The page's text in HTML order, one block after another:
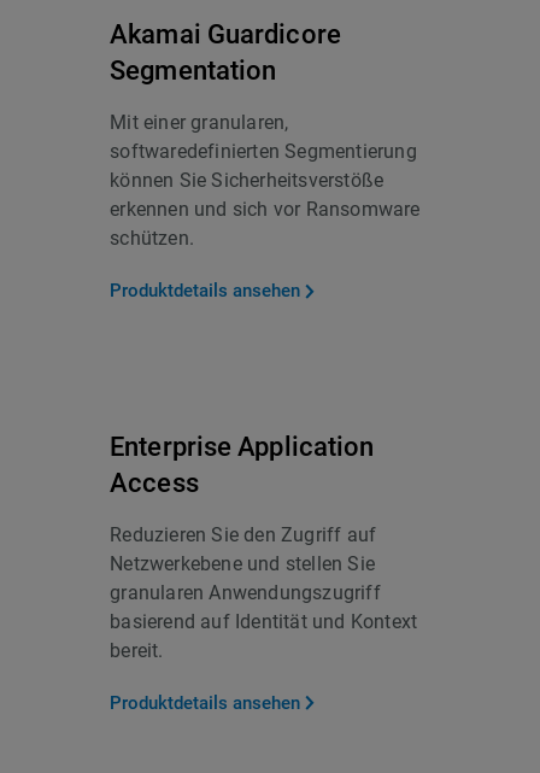
Akamai Guardicore
Segmentation
Mit einer granularen,
softwaredefinierten Segmentierung
können Sie Sicherheitsverstöße
erkennen und sich vor Ransomware
schützen.
Produktdetails ansehen
Enterprise Application
Access
Reduzieren Sie den Zugriff auf
Netzwerkebene und stellen Sie
granularen Anwendungszugriff
basierend auf Identität und Kontext
bereit.
Produktdetails ansehen